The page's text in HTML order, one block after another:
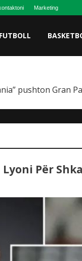
Marketing
FUTBOLL
pushton Gran
Për